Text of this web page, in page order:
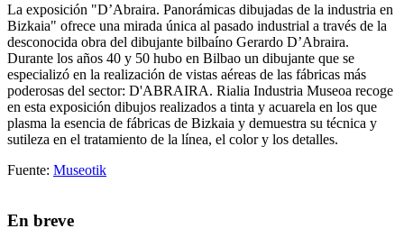
La exposición "D’Abraira. Panorámicas dibujadas de la industria en
Bizkaia" ofrece una mirada única al pasado industrial a través de la
desconocida obra del dibujante bilbaíno Gerardo D’Abraira.
Durante los años 40 y 50 hubo en Bilbao un dibujante que se
especializó en la realización de vistas aéreas de las fábricas más
poderosas del sector: D'ABRAIRA. Rialia Industria Museoa recoge
en esta exposición dibujos realizados a tinta y acuarela en los que
plasma la esencia de fábricas de Bizkaia y demuestra su técnica y
sutileza en el tratamiento de la línea, el color y los detalles.
Fuente: Museotik
En breve